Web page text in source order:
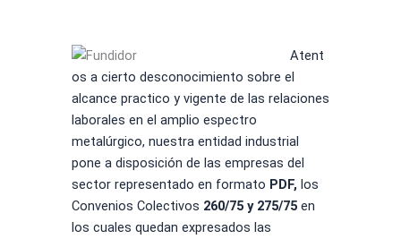
Atent
os a cierto desconocimiento sobre el
alcance practico y vigente de las relaciones
laborales en el amplio espectro
metalúrgico, nuestra entidad industrial
pone a disposición de las empresas del
sector representado en formato PDF, los
Convenios Colectivos 260/75 y 275/75 en
los cuales quedan expresados las